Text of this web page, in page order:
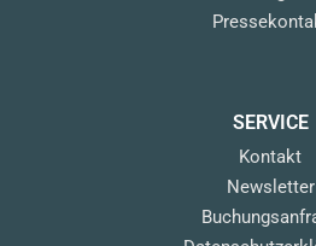
SERVICE
Kontakt
Newsletter